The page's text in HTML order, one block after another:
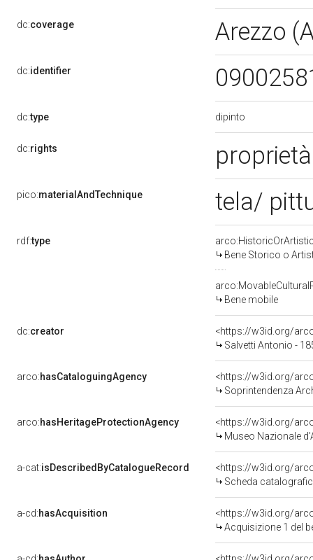
dc:coverage Arezzo
dc:identifier
dc:type dipinto
dc:rights
pico:materialAndTechnique tela/
rdf:type
Bene Storico o
Bene mobile
dc:creator
<https://w3id.org/
Salvetti Antonio -
arco:hasCataloguingAgency
<https://w3id.org/
Soprintendenza
arco:hasHeritageProtectionAgency
<https://w3id.org/
Museo Nazionale
a-cat:isDescribedByCatalogueRecord
<https://w3id.org/
Scheda
a-cd:hasAcquisition
<https://w3id.org/
Acquisizione 1 del